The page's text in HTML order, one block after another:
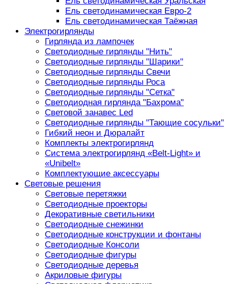
Ель светодинамическая Евро-2
Ель светодинамическая Таёжная
Электрогирлянды
Гирлянда из лампочек
Светодиодные гирлянды "Нить"
Светодиодные гирлянды "Шарики"
Светодиодные гирлянды Свечи
Светодиодные гирлянды Роса
Светодиодные гирлянды "Сетка"
Светодиодная гирлянда "Бахрома"
Световой занавес Led
Светодиодные гирлянды "Тающие сосульки"
Гибкий неон и Дюралайт
Комплекты электрогирлянд
Система электрогирлянд «Belt-Light» и
«Unibelt»
Комплектующие аксессуары
Световые решения
Световые перетяжки
Светодиодные проекторы
Декоративные светильники
Светодиодные снежинки
Светодиодные конструкции и фонтаны
Светодиодные Консоли
Светодиодные фигуры
Светодиодные деревья
Акриловые фигуры